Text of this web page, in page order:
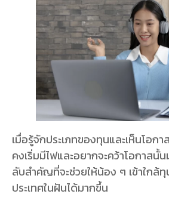
เมื่อรู้จักประเภทของทุนและเห็นโอก
คงเริ่มมีไฟและอยากจะคว้าโอกาสนั้
ลับสำคัญที่จะช่วยให้น้อง ๆ เข้าใกล้
ประเทศในฝันได้มากขึ้น